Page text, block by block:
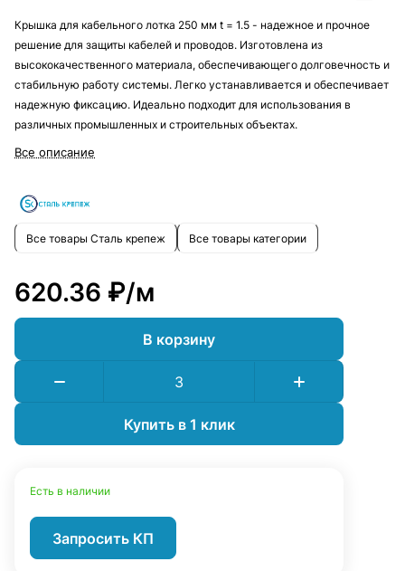
Крышка для кабельного лотка 250 мм t = 1.5 - надежное и прочное
решение для защиты кабелей и проводов. Изготовлена из
высококачественного материала, обеспечивающего долговечность и
стабильную работу системы. Легко устанавливается и обеспечивает
надежную фиксацию. Идеально подходит для использования в
различных промышленных и строительных объектах.
Все описание
Все товары Сталь крепеж Все товары категории
620.36 ₽/м
В корзину
Купить в 1 клик
Есть в наличии
Запросить КП